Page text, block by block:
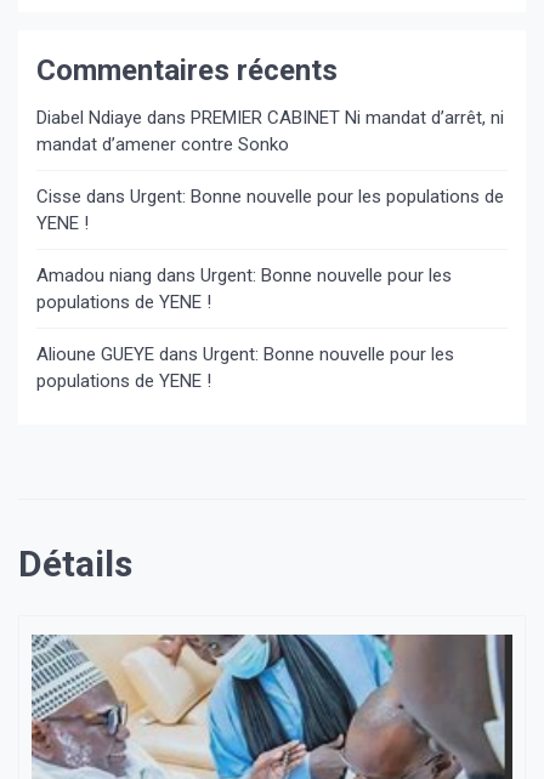
Commentaires récents
Diabel Ndiaye dans PREMIER CABINET Ni mandat d’arrêt, ni
mandat d’amener contre Sonko
Cisse dans Urgent: Bonne nouvelle pour les populations de
YENE !
Amadou niang dans Urgent: Bonne nouvelle pour les
populations de YENE !
Alioune GUEYE dans Urgent: Bonne nouvelle pour les
populations de YENE !
Détails